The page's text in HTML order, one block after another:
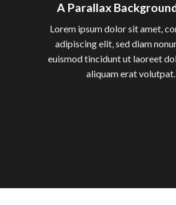
A Parallax
Lorem ipsum dolor sit amet,
adipiscing elit, sed diam
euismod tincidunt ut laoreet
aliquam erat volutpat….